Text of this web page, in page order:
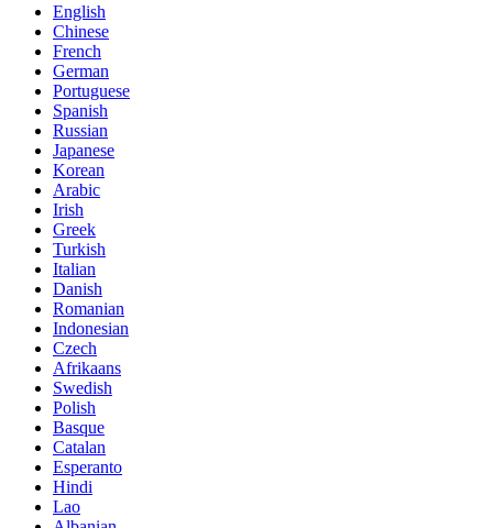
English
Chinese
French
German
Portuguese
Spanish
Russian
Japanese
Korean
Arabic
Irish
Greek
Turkish
Italian
Danish
Romanian
Indonesian
Czech
Afrikaans
Swedish
Polish
Basque
Catalan
Esperanto
Hindi
Lao